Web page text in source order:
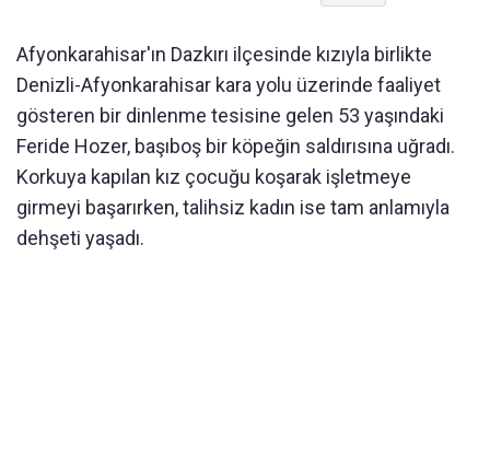
Afyonkarahisar'ın Dazkırı ilçesinde kızıyla birlikte
Denizli-Afyonkarahisar kara yolu üzerinde faaliyet
gösteren bir dinlenme tesisine gelen 53 yaşındaki
Feride Hozer, başıboş bir köpeğin saldırısına uğradı.
Korkuya kapılan kız çocuğu koşarak işletmeye
girmeyi başarırken, talihsiz kadın ise tam anlamıyla
dehşeti yaşadı.